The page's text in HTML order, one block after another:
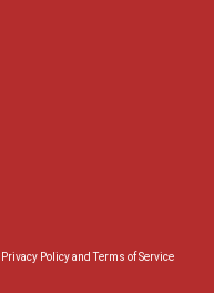
Privacy PolicyandTerms of Service